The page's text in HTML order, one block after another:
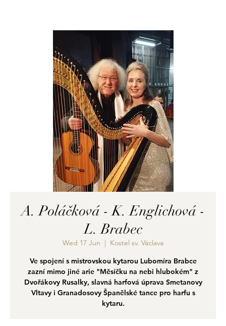
A. Poláčková - K. Englichová -
L. Brabec
Wed 17 Jun
  |
Kostel sv. Václava
Ve spojení s mistrovskou kytarou Lubomíra Brabce
zazní mimo jiné arie "Měsíčku na nebi hlubokém" z
Dvořákovy Rusalky, slavná harfová úprava Smetanovy
Vltavy i Granadosovy Španělské tance pro harfu s
kytaru.